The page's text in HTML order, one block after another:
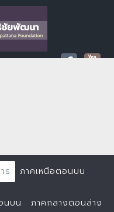
ร ภาคเหนือตอนบน
นบน ภาคกลางตอนล่าง